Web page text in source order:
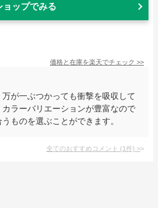
ョップでみる
価格と在庫を楽天でチェック >>
が一ぶつかっても衝撃を吸収して
ラーバリエーションが豊富なので
ものを選ぶことができます。
全てのおすすめコメント (1件) >